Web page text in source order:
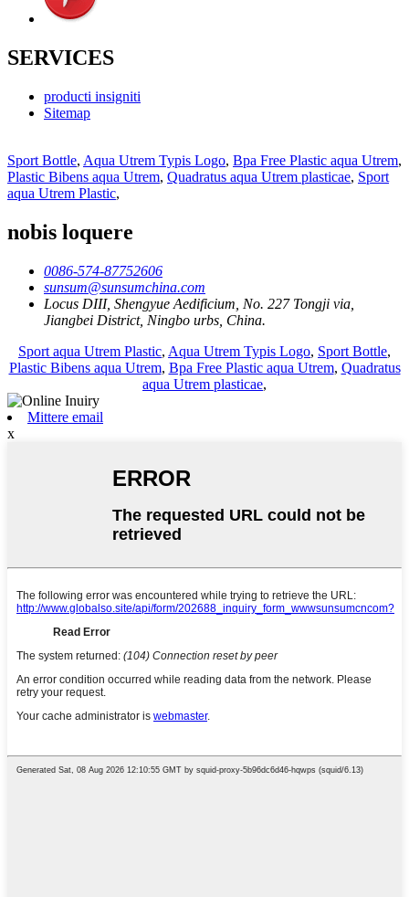
SERVICES
producti insigniti
Sitemap
Sport Bottle, Aqua Utrem Typis Logo, Bpa Free Plastic aqua Utrem,
Plastic Bibens aqua Utrem, Quadratus aqua Utrem plasticae, Sport
aqua Utrem Plastic,
nobis loquere
0086-574-87752606
sunsum@sunsumchina.com
Locus DIII, Shengyue Aedificium, No. 227 Tongji via,
Jiangbei District, Ningbo urbs, China.
Sport aqua Utrem Plastic, Aqua Utrem Typis Logo, Sport Bottle,
Plastic Bibens aqua Utrem, Bpa Free Plastic aqua Utrem, Quadratus
aqua Utrem plasticae,
Mittere email
x